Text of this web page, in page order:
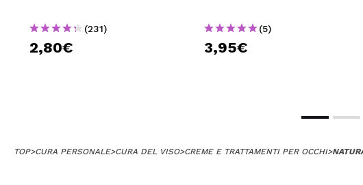
(231)
2,80€
(5)
3,95€
TOP>CURA PERSONALE>CURA DEL VISO>CREME E TRATTAMENTI PER OCCHI>